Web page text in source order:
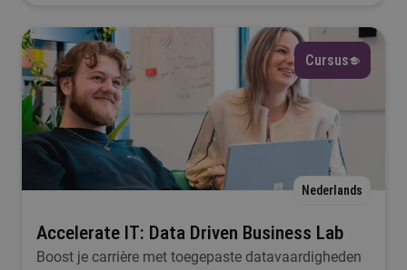
Cursus
Nederlands
Accelerate IT: Data Driven Business Lab
Boost je carrière met toegepaste datavaardigheden